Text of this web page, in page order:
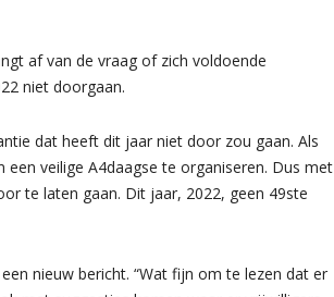
af van de vraag of zich voldoende
niet doorgaan.
dat heeft dit jaar niet door zou gaan. Als
veilige A4daagse te organiseren. Dus met
te laten gaan. Dit jaar, 2022, geen 49ste
nieuw bericht. “Wat fijn om te lezen dat er